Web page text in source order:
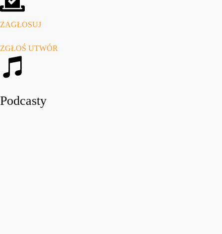
ZAGŁOSUJ
ZGŁOŚ UTWÓR
Podcasty